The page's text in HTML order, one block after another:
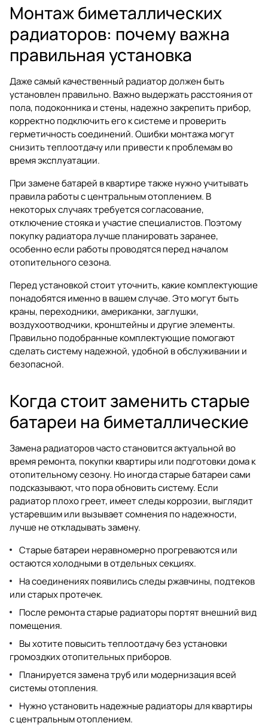
Монтаж биметаллических
радиаторов: почему важна
правильная установка
Даже самый качественный радиатор должен быть
установлен правильно. Важно выдержать расстояния от
пола, подоконника и стены, надежно закрепить прибор,
корректно подключить его к системе и проверить
герметичность соединений. Ошибки монтажа могут
снизить теплоотдачу или привести к проблемам во
время эксплуатации.
При замене батарей в квартире также нужно учитывать
правила работы с центральным отоплением. В
некоторых случаях требуется согласование,
отключение стояка и участие специалистов. Поэтому
покупку радиатора лучше планировать заранее,
особенно если работы проводятся перед началом
отопительного сезона.
Перед установкой стоит уточнить, какие комплектующие
понадобятся именно в вашем случае. Это могут быть
краны, переходники, американки, заглушки,
воздухоотводчики, кронштейны и другие элементы.
Правильно подобранные комплектующие помогают
сделать систему надежной, удобной в обслуживании и
безопасной.
Когда стоит заменить старые
батареи на биметаллические
Замена радиаторов часто становится актуальной во
время ремонта, покупки квартиры или подготовки дома к
отопительному сезону. Но иногда старые батареи сами
подсказывают, что пора обновить систему. Если
радиатор плохо греет, имеет следы коррозии, выглядит
устаревшим или вызывает сомнения по надежности,
лучше не откладывать замену.
Старые батареи неравномерно прогреваются или
остаются холодными в отдельных секциях.
На соединениях появились следы ржавчины, подтеков
или старых протечек.
После ремонта старые радиаторы портят внешний вид
помещения.
Вы хотите повысить теплоотдачу без установки
громоздких отопительных приборов.
Планируется замена труб или модернизация всей
системы отопления.
Нужно установить надежные радиаторы для квартиры
с центральным отоплением.